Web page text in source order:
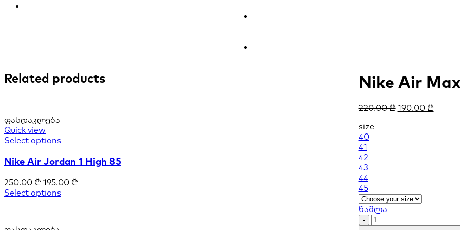
Nike Air
220.00₾ 190.00 ₾
size
40
41
42
43
44
45
წაშლა
Nike
Related products
ფასდაკლება
Quick view
Select options
Nike Air Jordan 1 High 85
250.00₾ 195.00 ₾
Select options